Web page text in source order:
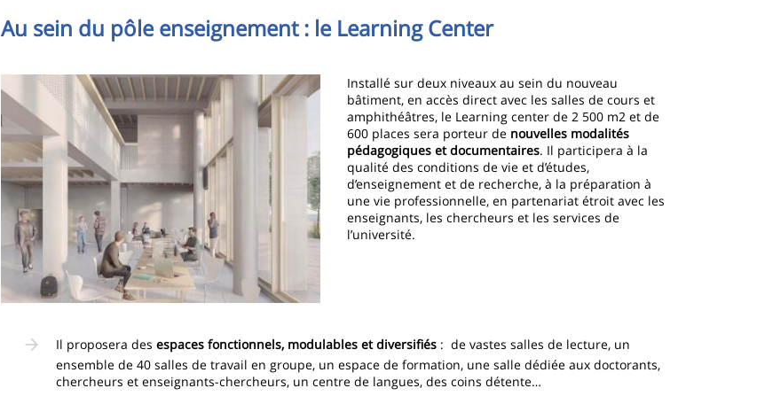
Au sein du pôle enseignement : le Learning Center
Installé sur deux niveaux au sein du nouveau
bâtiment, en accès direct avec les salles de cours et
amphithéâtres, le Learning center de 2 500 m2 et de
600 places sera porteur de nouvelles modalités
pédagogiques et documentaires. Il participera à la
qualité des conditions de vie et d’études,
d’enseignement et de recherche, à la préparation à
une vie professionnelle, en partenariat étroit avec les
enseignants, les chercheurs et les services de
l’université.
Il proposera des espaces fonctionnels, modulables et diversifiés: de vastes salles de lecture, un
ensemble de 40 salles de travail en groupe, un espace de formation, une salle dédiée aux doctorants,
chercheurs et enseignants-chercheurs, un centre de langues, des coins détente…